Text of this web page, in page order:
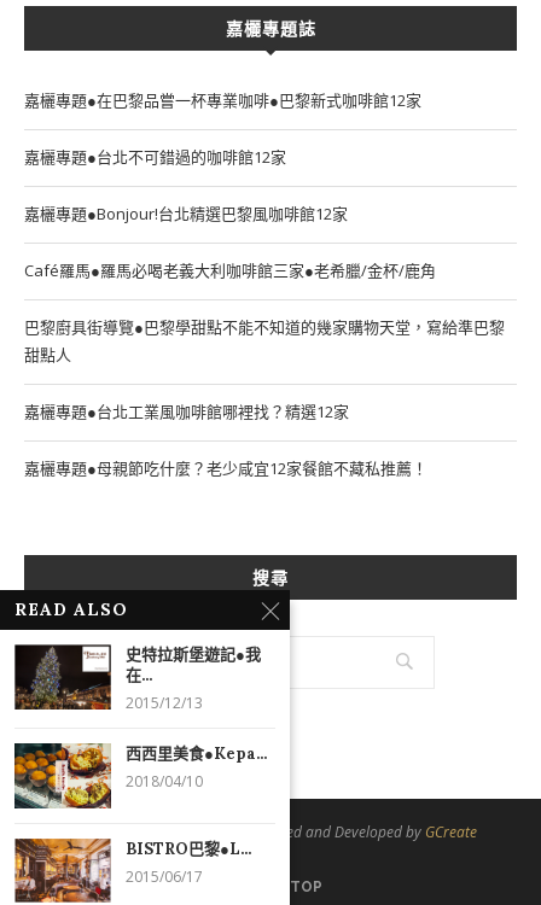
嘉欐專題誌
嘉欐專題●在巴黎品嘗一杯專業咖啡●巴黎新式咖啡館12家
嘉欐專題●台北不可錯過的咖啡館12家
嘉欐專題●Bonjour!台北精選巴黎風咖啡館12家
Café羅馬●羅馬必喝老義大利咖啡館三家●老希臘/金杯/鹿角
巴黎廚具街導覽●巴黎學甜點不能不知道的幾家購物天堂，寫給準巴黎
甜點人
嘉欐專題●台北工業風咖啡館哪裡找？精選12家
嘉欐專題●母親節吃什麼？老少咸宜12家餐館不藏私推薦！
搜尋
@2021 - All Right Reserved. Designed and Developed by GCreate
BACK TO TOP
READ ALSO
史特拉斯堡遊記●我
在...
2015/12/13
西西里美食●Kepa...
2018/04/10
BISTRO巴黎●L...
2015/06/17